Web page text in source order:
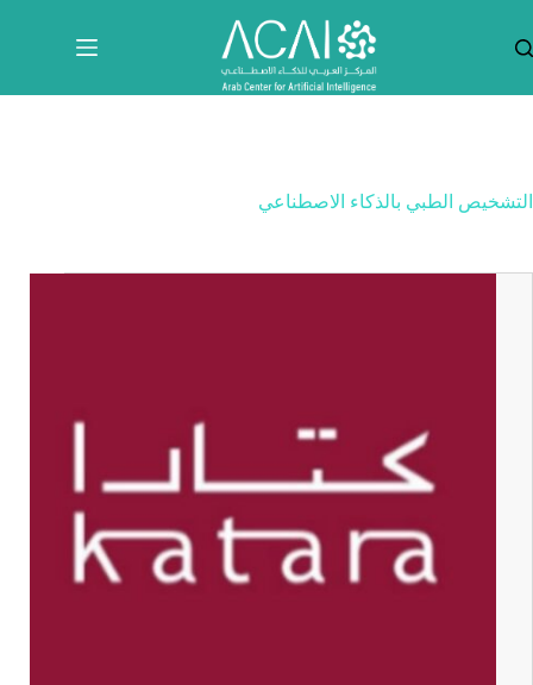
المحتوى
التشخيص الطبي بالذكاء الاصطناعي